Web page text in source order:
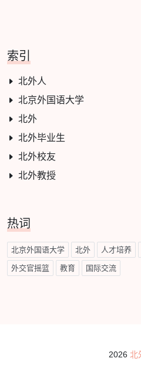
索引
北外人
北京外国语大学
北外
北外毕业生
北外校友
北外教授
热词
北京外国语大学 北外 人才培养
外交官摇篮 教育 国际交流
2026 北